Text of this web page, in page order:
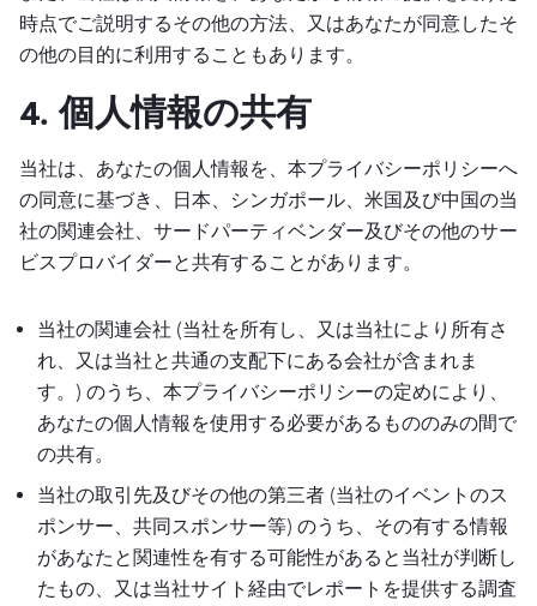
時点でご説明するその他の方法、又はあなたが同意したそ
の他の目的に利用することもあります。
4. 個人情報の共有
当社は、あなたの個人情報を、本プライバシーポリシーへ
の同意に基づき、日本、シンガポール、米国及び中国の当
社の関連会社、サードパーティベンダー及びその他のサー
ビスプロバイダーと共有することがあります。
当社の関連会社 (当社を所有し、又は当社により所有さ
れ、又は当社と共通の支配下にある会社が含まれま
す。) のうち、本プライバシーポリシーの定めにより、
あなたの個人情報を使用する必要があるもののみの間で
の共有。
当社の取引先及びその他の第三者 (当社のイベントのス
ポンサー、共同スポンサー等) のうち、その有する情報
があなたと関連性を有する可能性があると当社が判断し
たもの、又は当社サイト経由でレポートを提供する調査